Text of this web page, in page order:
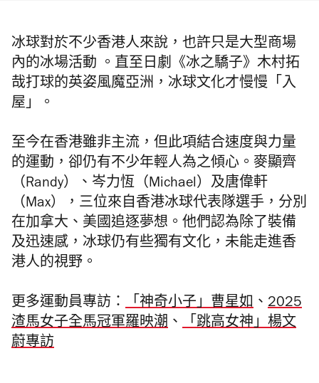
冰球對於不少香港人來說，也許只是大型商場
內的冰場活動 。直至日劇《冰之驕子》木村拓
哉打球的英姿風魔亞洲，冰球文化才慢慢「入
屋」。
至今在香港雖非主流，但此項結合速度與力量
的運動，卻仍有不少年輕人為之傾心。麥顯齊
（Randy）、岑力恆（Michael）及唐偉軒
（Max），三位來自香港冰球代表隊選手，分別
在加拿大、美國追逐夢想。他們認為除了裝備
及迅速感，冰球仍有些獨有文化，未能走進香
港人的視野。
更多運動員專訪： 「神奇小子」曹星如 、 2025
渣馬女子全馬冠軍羅映潮 、 「跳高女神」楊文
蔚專訪